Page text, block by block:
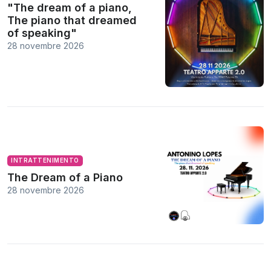
"The dream of a piano,
The piano that dreamed
of speaking"
28 novembre 2026
INTRATTENIMENTO
The Dream of a Piano
28 novembre 2026